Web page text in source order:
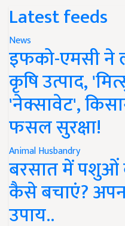
Latest feeds
News
इफको-एमसी ने
कृषि उत्पाद,
'नेक्सावेट',
फसल सुरक्षा!
Animal Husbandry
बरसात में पशुओं
कैसे बचाएं?
उपाय..